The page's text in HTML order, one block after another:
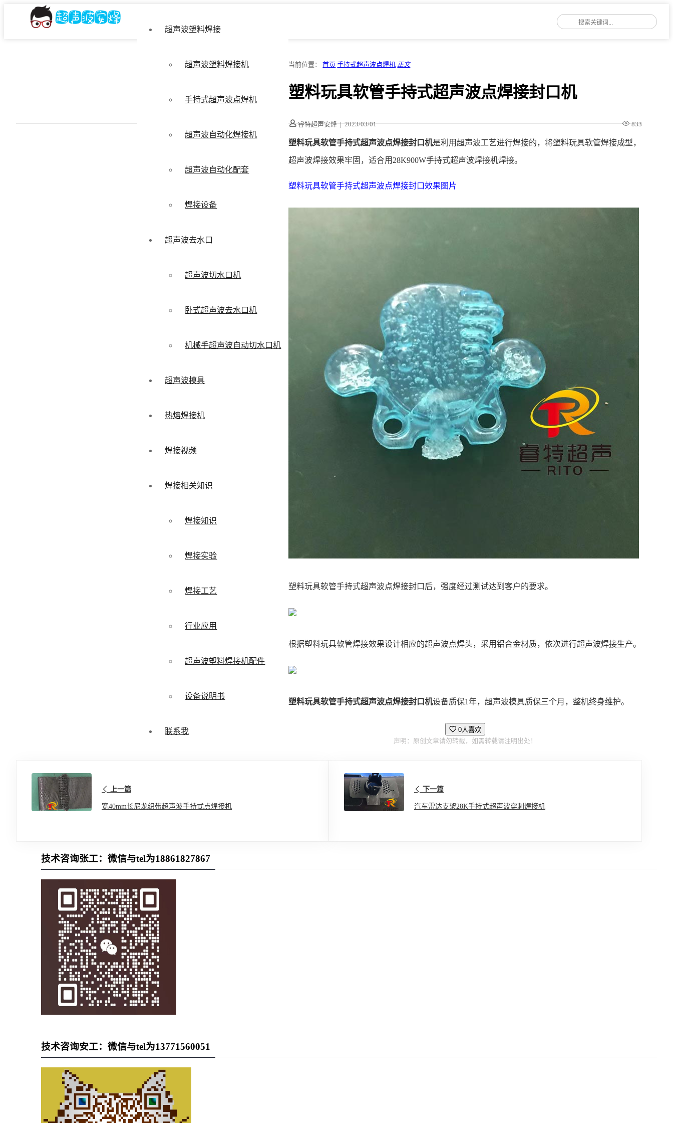
超声波塑料焊接
超声波塑料焊接机
手持式超声波点焊机
超声波自动化焊接机
超声波自动化配套
焊接设备
超声波去水口
超声波切水口机
卧式超声波去水口机
机械手超声波自动切水口机
超声波模具
热熔焊接机
焊接视频
焊接相关知识
焊接知识
焊接实验
焊接工艺
行业应用
超声波塑料焊接机配件
设备说明书
联系我
当前位置：首页 手持式超声波点焊机 正文
塑料玩具软管手持式超声波点焊接封口机
睿特超声安烽 | 2023/03/01 833
塑料玩具软管手持式超声波点焊接封口机是利用超声波工艺进行焊接的，将塑料玩具软管焊接成型，
超声波焊接效果牢固，适合用28K900W手持式超声波焊接机焊接。
塑料玩具软管手持式超声波点焊接封口效果图片
塑料玩具软管手持式超声波点焊接封口后，强度经过测试达到客户的要求。
根据塑料玩具软管焊接效果设计相应的超声波点焊头，采用铝合金材质，依次进行超声波焊接生产。
塑料玩具软管手持式超声波点焊接封口机设备质保1年，超声波模具质保三个月，整机终身维护。
0人喜欢
声明：原创文章请勿转载，如需转载请注明出处！
上一篇
宽40mm长尼龙织带超声波手持式点焊接机
下一篇
汽车雷达支架28K手持式超声波穿刺焊接机
技术咨询张工：微信与tel为18861827867
技术咨询安工：微信与tel为13771560051